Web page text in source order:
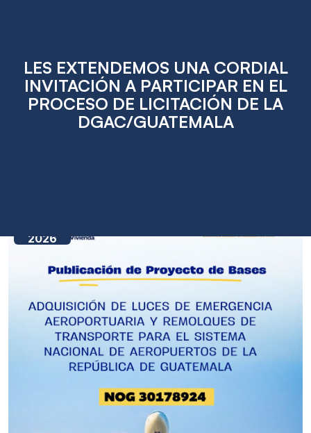
LES EXTENDEMOS UNA CORDIAL
INVITACIÓN A PARTICIPAR EN EL
PROCESO DE LICITACIÓN DE LA
DGAC/GUATEMALA
2026